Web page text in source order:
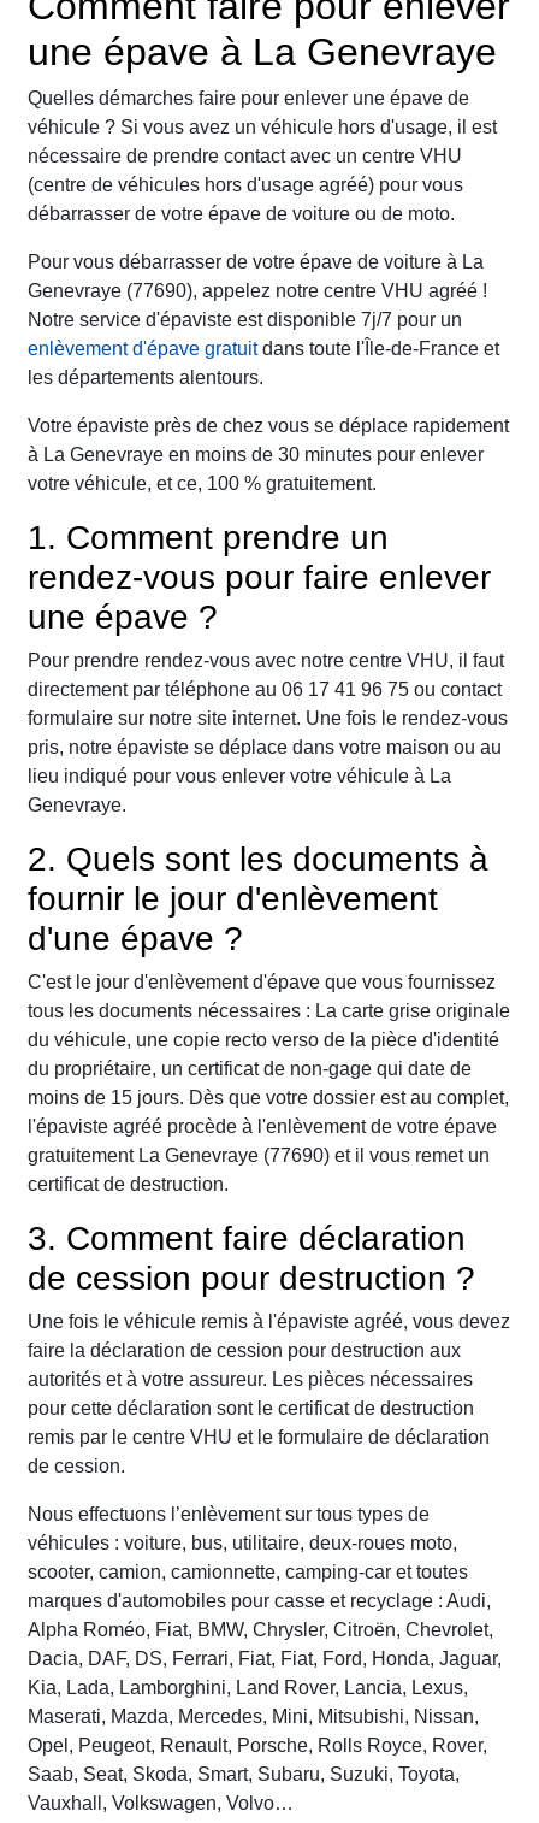
une épave à La Genevraye
Quelles démarches faire pour enlever une épave de
véhicule ? Si vous avez un véhicule hors d'usage, il est
nécessaire de prendre contact avec un centre VHU
(centre de véhicules hors d'usage agréé) pour vous
débarrasser de votre épave de voiture ou de moto.
Pour vous débarrasser de votre épave de voiture à La
Genevraye (77690), appelez notre centre VHU agréé !
Notre service d'épaviste est disponible 7j/7 pour un
enlèvement d'épave gratuitdans toute l'Île-de-France et
les départements alentours.
Votre épaviste près de chez vous se déplace rapidement
à La Genevraye en moins de 30 minutes pour enlever
votre véhicule, et ce, 100 % gratuitement.
1. Comment prendre un
rendez-vous pour faire enlever
une épave ?
Pour prendre rendez-vous avec notre centre VHU, il faut
directement par téléphone au 06 17 41 96 75 ou contact
formulaire sur notre site internet. Une fois le rendez-vous
pris, notre épaviste se déplace dans votre maison ou au
lieu indiqué pour vous enlever votre véhicule à La
Genevraye.
2. Quels sont les documents à
fournir le jour d'enlèvement
d'une épave ?
C'est le jour d'enlèvement d'épave que vous fournissez
tous les documents nécessaires : La carte grise originale
du véhicule, une copie recto verso de la pièce d'identité
du propriétaire, un certificat de non-gage qui date de
moins de 15 jours. Dès que votre dossier est au complet,
l'épaviste agréé procède à l'enlèvement de votre épave
gratuitement La Genevraye (77690) et il vous remet un
certificat de destruction.
3. Comment faire déclaration
de cession pour destruction ?
Une fois le véhicule remis à l'épaviste agréé, vous devez
faire la déclaration de cession pour destruction aux
autorités et à votre assureur. Les pièces nécessaires
pour cette déclaration sont le certificat de destruction
remis par le centre VHU et le formulaire de déclaration
de cession.
Nous effectuons l’enlèvement sur tous types de
véhicules : voiture, bus, utilitaire, deux-roues moto,
scooter, camion, camionnette, camping-car et toutes
marques d'automobiles pour casse et recyclage : Audi,
Alpha Roméo, Fiat, BMW, Chrysler, Citroën, Chevrolet,
Dacia, DAF, DS, Ferrari, Fiat, Fiat, Ford, Honda, Jaguar,
Kia, Lada, Lamborghini, Land Rover, Lancia, Lexus,
Maserati, Mazda, Mercedes, Mini, Mitsubishi, Nissan,
Opel, Peugeot, Renault, Porsche, Rolls Royce, Rover,
Saab, Seat, Skoda, Smart, Subaru, Suzuki, Toyota,
Vauxhall, Volkswagen, Volvo…